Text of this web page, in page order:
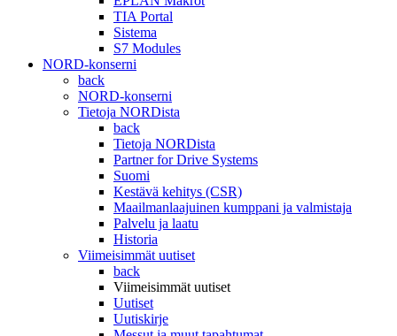
TIA Portal
Sistema
S7 Modules
NORD-konserni
back
NORD-konserni
Tietoja NORDista
back
Tietoja NORDista
Partner for Drive Systems
Suomi
Kestävä kehitys (CSR)
Maailmanlaajuinen kumppani ja valmistaja
Palvelu ja laatu
Historia
Viimeisimmät uutiset
back
Viimeisimmät uutiset
Uutiset
Uutiskirje